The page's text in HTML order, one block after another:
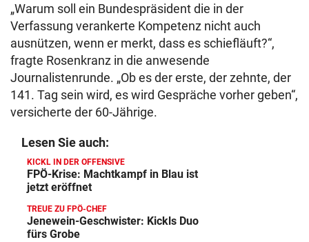
„Warum soll ein Bundespräsident die in der
Verfassung verankerte Kompetenz nicht auch
ausnützen, wenn er merkt, dass es schiefläuft?“,
fragte Rosenkranz in die anwesende
Journalistenrunde. „Ob es der erste, der zehnte, der
141. Tag sein wird, es wird Gespräche vorher geben“,
versicherte der 60-Jährige.
Lesen Sie auch:
KICKL IN DER OFFENSIVE
FPÖ-Krise: Machtkampf in Blau ist
jetzt eröffnet
TREUE ZU FPÖ-CHEF
Jenewein-Geschwister: Kickls Duo
fürs Grobe